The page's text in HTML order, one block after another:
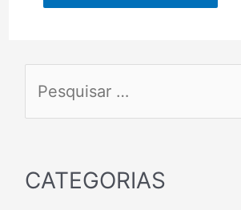
q
CATEGORIAS